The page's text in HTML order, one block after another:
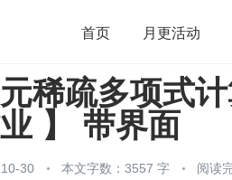
首页 月更活动
架构 OpenHarmony
团队管理 程序员
稀疏多项式
】 带界面
30 本文字数：3557 字 阅读